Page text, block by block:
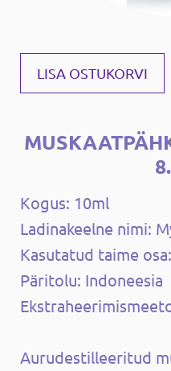
LISA OSTUKORVI
Kogus: 10ml
Ladinakeelne nimi:
Kasutatud taime
Päritolu: Indoneesia
Aurudestilleeritud